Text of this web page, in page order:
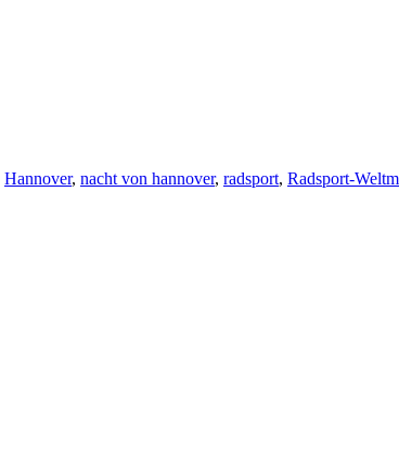
Hannover, nacht von hannover, radsport, Radsport-